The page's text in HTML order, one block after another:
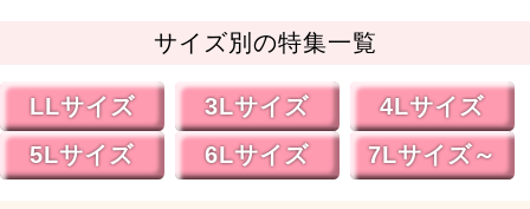
サイズ別の特集一覧
LLサイズ 3Lサイズ
4Lサイズ
5Lサイズ
6Lサイズ 7Lサイズ～